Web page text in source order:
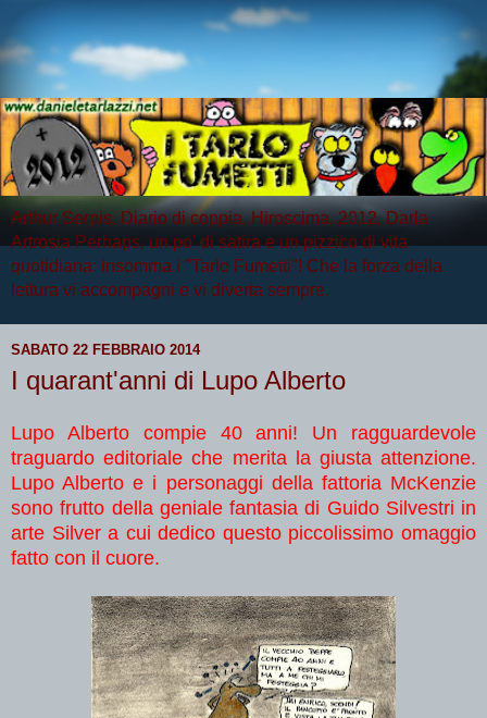
Arthur Serpis, Diario di coppia, Hiroscima, 2012, Darla
Artrosia Perhaps, un po' di satira e un pizzico di vita
quotidiana: insomma i "Tarlo Fumetti"! Che la forza della
lettura vi accompagni e vi diverta sempre.
SABATO 22 FEBBRAIO 2014
I quarant'anni di Lupo Alberto
Lupo Alberto compie 40 anni! Un ragguardevole
traguardo editoriale che merita la giusta attenzione.
Lupo Alberto e i personaggi della fattoria McKenzie
sono frutto della geniale fantasia di Guido Silvestri in
arte Silver a cui dedico questo piccolissimo omaggio
fatto con il cuore.